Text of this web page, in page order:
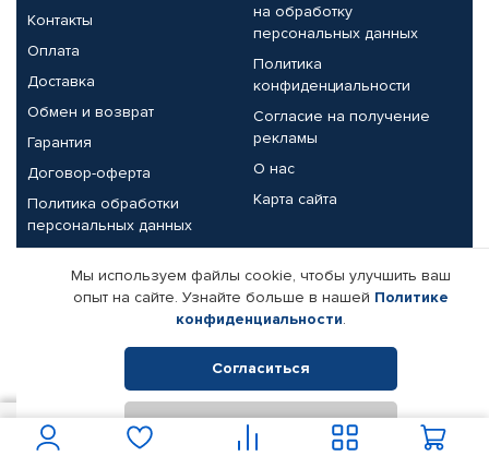
Контакты
Оплата
Доставка
Обмен и возврат
Гарантия
Договор-оферта
Политика обработки
персональных данных
на обработку
персональных данных
Политика
конфиденциальности
Согласие на получение
рекламы
О нас
Карта сайта
Партнерам
Корпоративным клиентам
Поставщикам
Реквизиты компании
© КАМАЗ ЦЕНТР ДОНЕЦК, 2015-2026. Все права защищены.
Интернет-магазин автомобильных товаров Автопрофи.
Мы используем файлы cookie, чтобы улучшить ваш
опыт на сайте. Узнайте больше в нашей Политике
конфиденциальности.
Согласиться
Отклонить
В корзину